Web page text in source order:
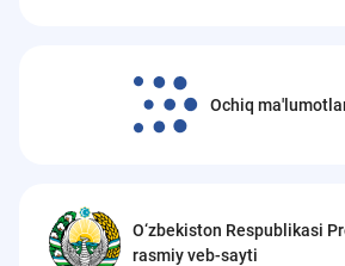
Ochiq
O‘zbekiston Respublikasi
rasmiy veb-sayti